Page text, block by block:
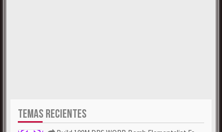
TEMAS RECIENTES